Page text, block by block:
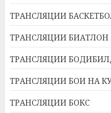
ТРАНСЛЯЦИИ
ТРАНСЛЯЦИИ БИАТЛОН
ТРАНСЛЯЦИИ
ТРАНСЛЯЦИИ БОИ НА
ТРАНСЛЯЦИИ БОКС